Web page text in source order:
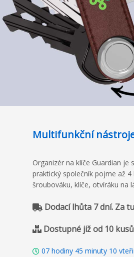
Multifunkční
Organizér na klíče Guardian
praktický společník pojme až
šroubováku, klíče, otvíráku na
Dodací lhůta 7 dní. Za
Dostupné již od 10 kusů
07 hodiny 45 minuty 09